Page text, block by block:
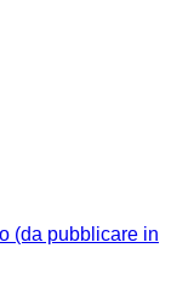
(da pubblicare in